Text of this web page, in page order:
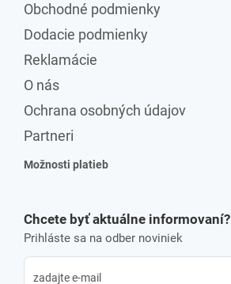
Obchodné podmienky
Dodacie podmienky
Reklamácie
O nás
Ochrana osobných údajov
Partneri
Možnosti platieb
Chcete byť aktuálne informovaní?
Prihláste sa na odber noviniek